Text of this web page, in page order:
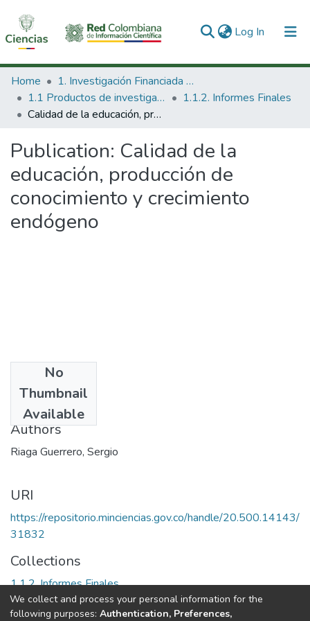
Log In (current)
Communities & Collections
All of DSpace
Home
1. Investigación Financiada con Recursos Públicos
1.1 Productos de investigación
1.1.2. Informes Finales
Calidad de la educación, producción de conocimiento y crecimiento endógeno
Publication: Calidad de la
educación, producción de
conocimiento y crecimiento
endógeno
No
Thumbnail
Available
1999
Authors
Riaga Guerrero, Sergio
URI
https://repositorio.minciencias.gov.co/handle/20.500.14143/
31832
Collections
1.1.2. Informes Finales
Full item page
We collect and process your personal information for the
following purposes: Authentication, Preferences,